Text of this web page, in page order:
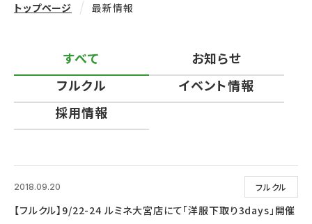
トップページ 最新情報
すべて
お知らせ
フルクル
イベント情報
採用情報
フルクル
2018.09.20
【フルクル】9/22-24 ルミネ大宮店にて「洋服下取り3days」開催